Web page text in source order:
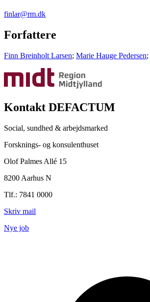
finlar@rm.dk
Forfattere
Finn Breinholt Larsen; Marie Hauge Pedersen;
Kontakt DEFACTUM
Social, sundhed & arbejdsmarked
Forsknings- og konsulenthuset
Olof Palmes Allé 15
8200 Aarhus N
Tlf.: 7841 0000
Skriv mail
Nye job